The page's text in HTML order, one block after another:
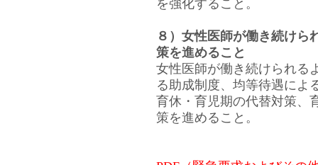
を強化すること。
８）女性医師が働き続けら
策を進めること
女性医師が働き続けられる
る助成制度、均等待遇によ
育休・育児期の代替対策、
策を進めること。